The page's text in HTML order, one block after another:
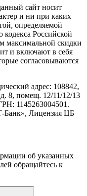
сайт носит
и ни при каких
определяемой
кодекса Российской
максимальной скидки
и включают в себя
согласовываются
адрес: 108842,
8, помещ. 12/11/12/13
1145263004501.
Банк», Лицензия ЦБ
об указанных
обращайтесь к